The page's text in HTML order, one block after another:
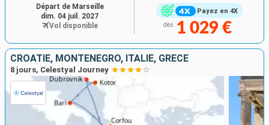
Payez en 4X
dès 1 029 €
Départ de Marseille
dim. 04 juil. 2027
Vol disponible
CROATIE, MONTÉNÉGRO, ITALIE, GRÈCE
8 jours, Celestyal Journey